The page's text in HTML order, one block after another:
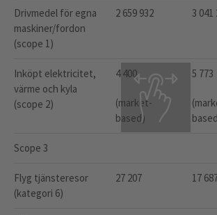
Drivmedel för egna
maskiner/fordon
(scope 1)
2 659 932 3 041
Inköpt elektricitet,
värme och kyla
(scope 2)
4 400
(market-
based)
5 773
Scope 3
Flyg tjänsteresor
(kategori 6)
27 207 17